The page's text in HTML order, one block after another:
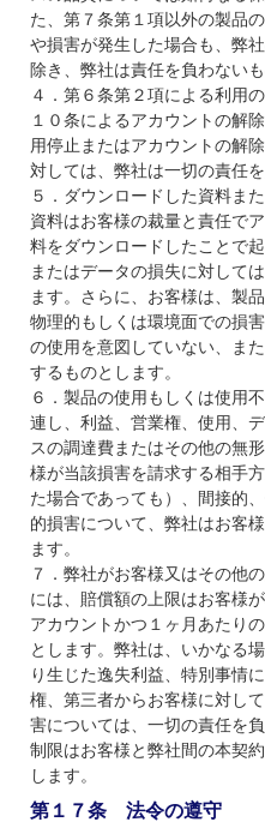
た、第７条第１項以外の製品
や損害が発生した場合も、弊
除き、弊社は責任を負わないも
４．第６条第２項による利用
１０条によるアカウントの解
用停止またはアカウントの解
対しては、弊社は一切の責任
５．ダウンロードした資料ま
資料はお客様の裁量と責任で
料をダウンロードしたことで
またはデータの損失に対して
ます。さらに、お客様は、製
物理的もしくは環境面での損
の使用を意図していない、ま
するものとします。
６．製品の使用もしくは使用
連し、利益、営業権、使用、
スの調達費またはその他の無
様が当該損害を請求する相手
た場合であっても）、間接的
的損害について、弊社はお客
ます。
７．弊社がお客様又はその他
には、賠償額の上限はお客様
アカウントかつ１ヶ月あたり
とします。弊社は、いかなる
り生じた逸失利益、特別事情
権、第三者からお客様に対し
害については、一切の責任を
制限はお客様と弊社間の本契
します。
第１７条 法令の遵守